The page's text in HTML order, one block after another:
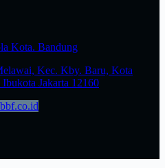
Kota. Bandung
Kec. Kby. Baru, Kota
Jakarta 12160